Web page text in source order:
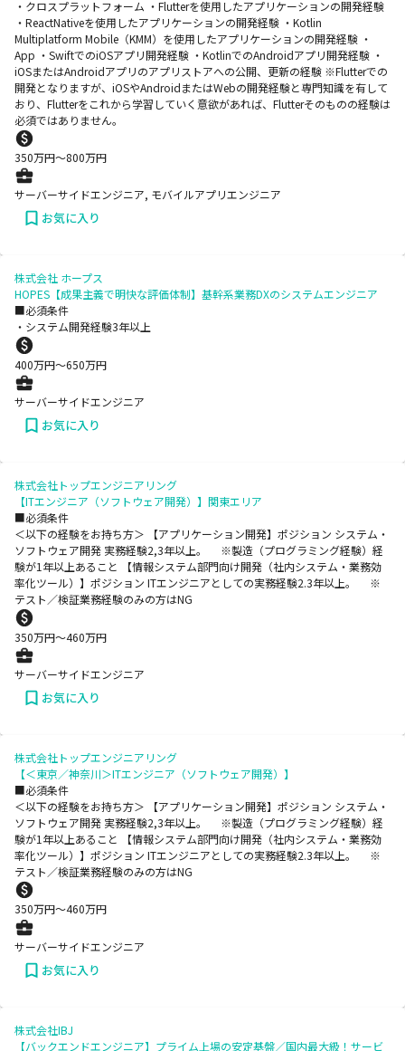
・クロスプラットフォーム ・Flutterを使用したアプリケーションの開発経験
・ReactNativeを使用したアプリケーションの開発経験 ・Kotlin
Multiplatform Mobile（KMM）を使用したアプリケーションの開発経験 ・
App ・SwiftでのiOSアプリ開発経験 ・KotlinでのAndroidアプリ開発経験 ・
iOSまたはAndroidアプリのアプリストアへの公開、更新の経験 ※Flutterでの
開発となりますが、iOSやAndroidまたはWebの開発経験と専門知識を有して
おり、Flutterをこれから学習していく意欲があれば、Flutterそのものの経験は
必須ではありません。
350万円〜800万円
サーバーサイドエンジニア, モバイルアプリエンジニア
お気に入り
株式会社 ホープス
HOPES【成果主義で明快な評価体制】基幹系業務DXのシステムエンジニア
■必須条件
・システム開発経験3年以上
400万円〜650万円
サーバーサイドエンジニア
お気に入り
株式会社トップエンジニアリング
【ITエンジニア（ソフトウェア開発）】関東エリア
■必須条件
＜以下の経験をお持ち方＞ 【アプリケーション開発】ポジション システム・
ソフトウェア開発 実務経験2,3年以上。 ※製造（プログラミング経験）経
験が1年以上あること 【情報システム部門向け開発（社内システム・業務効
率化ツール）】ポジション ITエンジニアとしての実務経験2.3年以上。 ※
テスト／検証業務経験のみの方はNG
350万円〜460万円
サーバーサイドエンジニア
お気に入り
株式会社トップエンジニアリング
【＜東京／神奈川＞ITエンジニア（ソフトウェア開発）】
■必須条件
＜以下の経験をお持ち方＞ 【アプリケーション開発】ポジション システム・
ソフトウェア開発 実務経験2,3年以上。 ※製造（プログラミング経験）経
験が1年以上あること 【情報システム部門向け開発（社内システム・業務効
率化ツール）】ポジション ITエンジニアとしての実務経験2.3年以上。 ※
テスト／検証業務経験のみの方はNG
350万円〜460万円
サーバーサイドエンジニア
お気に入り
株式会社IBJ
【バックエンドエンジニア】プライム上場の安定基盤／国内最大級！サービ